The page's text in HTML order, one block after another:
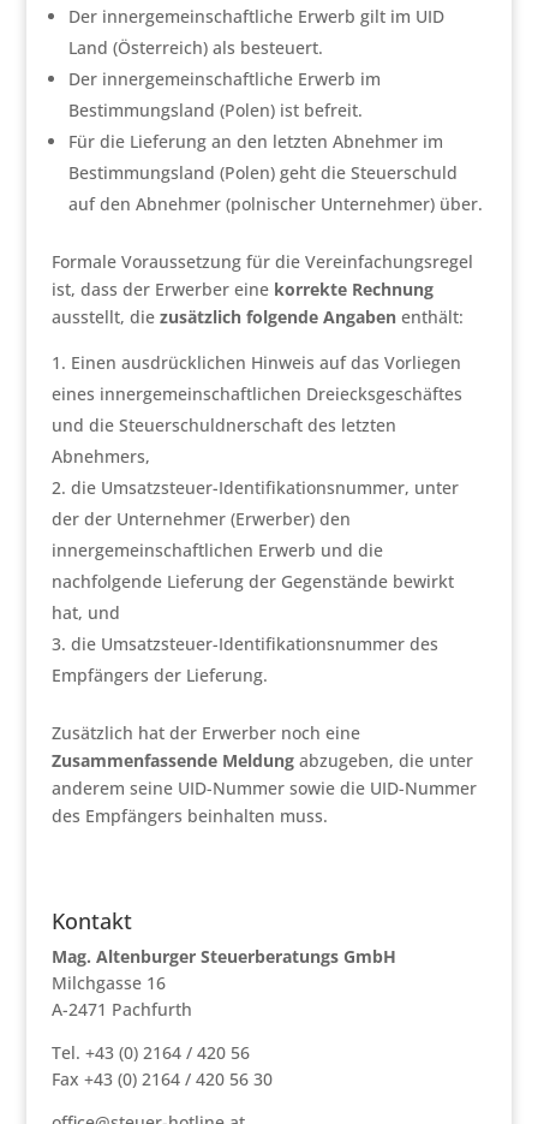
Der innergemeinschaftliche Erwerb gilt im UID
Land (Österreich) als besteuert.
Der innergemeinschaftliche Erwerb im
Bestimmungsland (Polen) ist befreit.
Für die Lieferung an den letzten Abnehmer im
Bestimmungsland (Polen) geht die Steuerschuld
auf den Abnehmer (polnischer Unternehmer) über.
Formale Voraussetzung für die Vereinfachungsregel
ist, dass der Erwerber eine korrekte Rechnung
ausstellt, die zusätzlich folgende Angabenenthält:
Einen ausdrücklichen Hinweis auf das Vorliegen
eines innergemeinschaftlichen Dreiecksgeschäftes
und die Steuerschuldnerschaft des letzten
Abnehmers,
die Umsatzsteuer-Identifikationsnummer, unter
der der Unternehmer (Erwerber) den
innergemeinschaftlichen Erwerb und die
nachfolgende Lieferung der Gegenstände bewirkt
hat, und
die Umsatzsteuer-Identifikationsnummer des
Empfängers der Lieferung.
Zusätzlich hat der Erwerber noch eine
Zusammenfassende Meldung abzugeben, die unter
anderem seine UID-Nummer sowie die UID-Nummer
des Empfängers beinhalten muss.
Kontakt
Mag. Altenburger Steuerberatungs GmbH
Milchgasse 16
A-2471 Pachfurth
Tel. +43 (0) 2164 / 420 56
Fax +43 (0) 2164 / 420 56 30